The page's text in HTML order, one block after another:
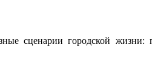
сценарии городской жизни: